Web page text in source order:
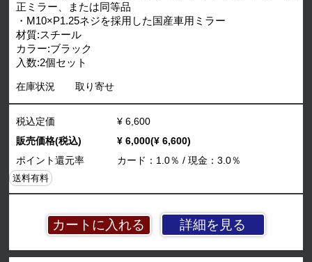
正ミラー、または同等品
・M10×P1.25ネジを採用した国産車用ミラー
材質:スチール
カラー:ブラック
入数:2個セット
在庫状況 取り寄せ
詳細を見る
税込定価
¥ 6,600
販売価格(税込)
¥ 6,000(¥ 6,600)
ポイント還元率
カード：1.0％ / 現金：3.0％
送料有料